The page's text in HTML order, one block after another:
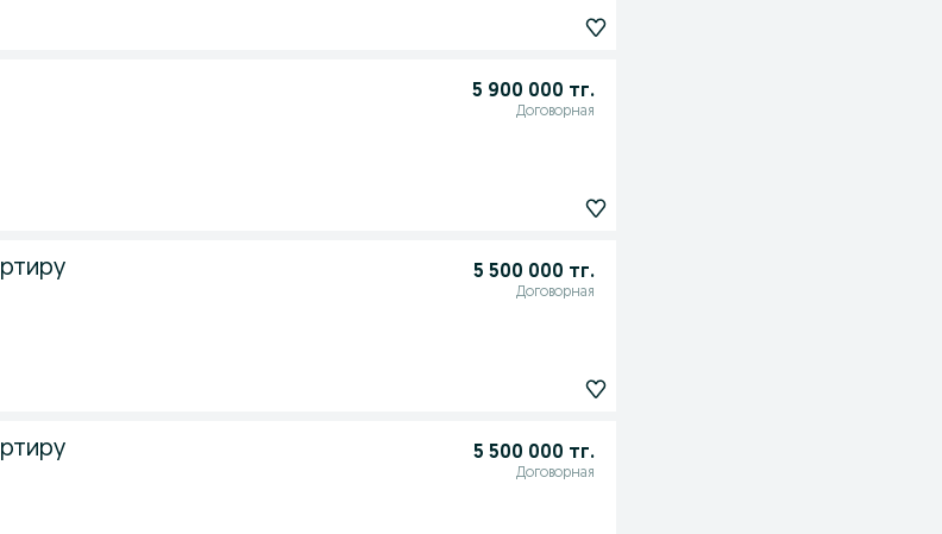
5 900 000 тг.
Договорная
5 500 000 тг.
Договорная
5 500 000 тг.
Договорная